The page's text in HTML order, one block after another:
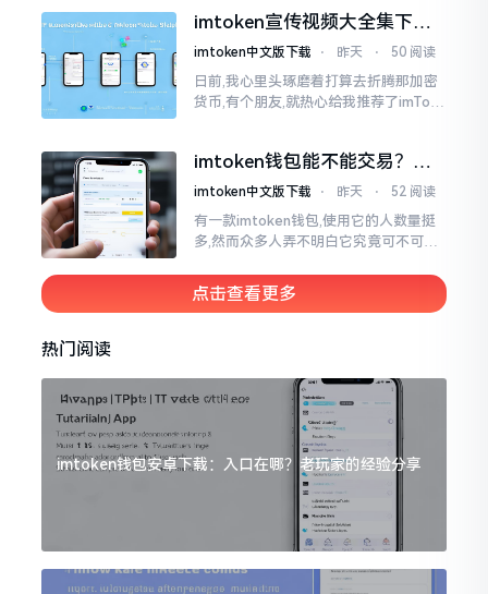
一个“钱包”而已
imtoken宣传视频大全集下
载，新手看完就懂怎么用
imtoken中文版下载 ⋅ 昨天 ⋅ 50 阅读
日前,我心里头琢磨着打算去折腾那加密
货币,有个朋友,就热心给我推荐了imTok
imtoken钱包能不能交易？一
文说清楚
imtoken中文版下载 ⋅ 昨天 ⋅ 52 阅读
有一款imtoken钱包,使用它的人数量挺
多,然而众多人弄不明白它究竟可不可以
钱包和交易所原本就是不同的事物,像是
存钱罐与菜市场那般
点击查看更多
热门阅读
imtoken钱包安卓下载：入口在哪？老玩家的经验分享